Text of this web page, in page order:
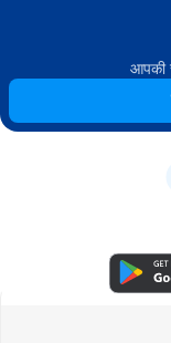
आपकी